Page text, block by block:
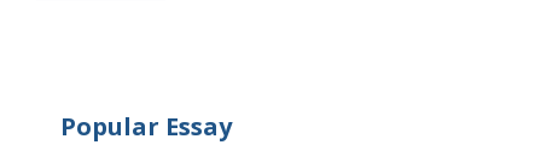
Popular Essay